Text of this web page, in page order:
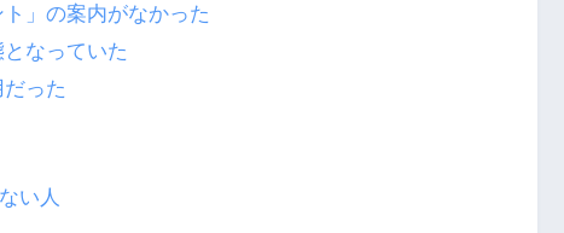
」の案内がなかった
なっていた
った
い人